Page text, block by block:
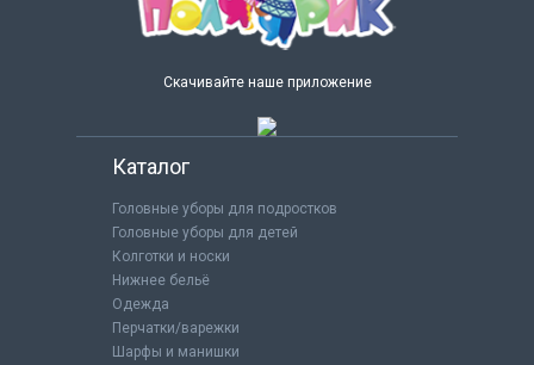
Скачивайте наше приложение
Каталог
Головные уборы для подростков
Головные уборы для детей
Колготки и носки
Нижнее бельё
Одежда
Перчатки/варежки
Шарфы и манишки